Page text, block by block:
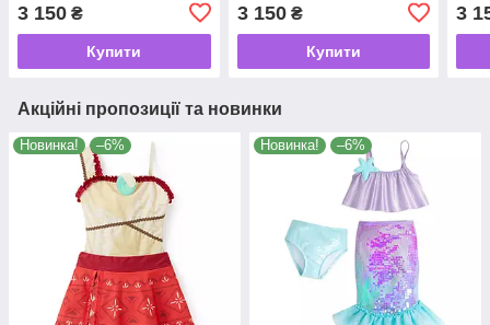
3 150 ₴
Купити
3 150₴
Купити
3
Акційні пропозиції та новинки
Новинка! –6% Новинка! –6%